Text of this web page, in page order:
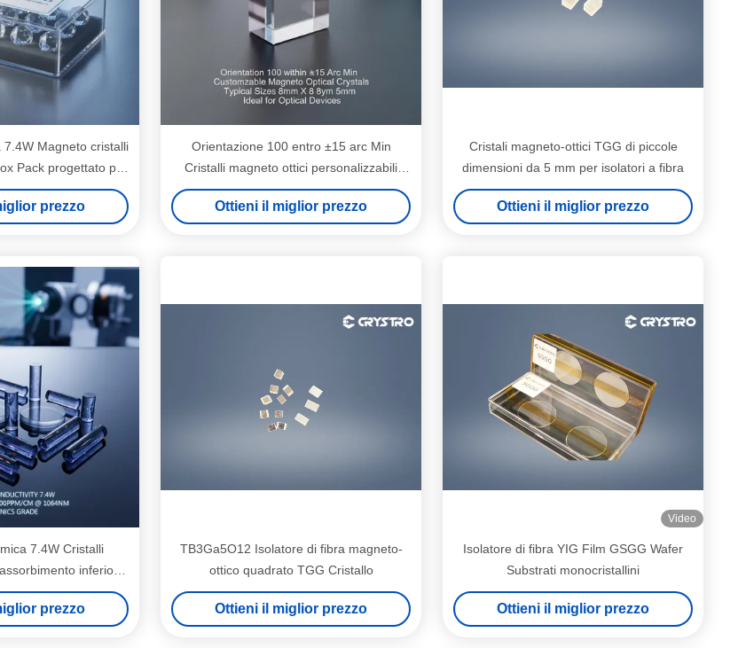
Magneto cristalli
Pack progettato per
e stabilità
prezzo
Orientazione 100 entro ±15 arc Min
Cristalli magneto ottici personalizzabili
Dimensioni tipiche 8mm X 8mm X 5mm
Ideale per dispositivi ottici
Ottieni il miglior prezzo
Cristali magneto-ottici TGG di piccole
dimensioni da 5 mm per isolatori a fibra
Ottieni il miglior prezzo
7.4W Cristalli
inferiore
a 1064nm secondo
per la fotonica
prezzo
TB3Ga5O12 Isolatore di fibra magneto-
ottico quadrato TGG Cristallo
Ottieni il miglior prezzo
Video
Isolatore di fibra YIG Film GSGG Wafer
Substrati monocristallini
Ottieni il miglior prezzo